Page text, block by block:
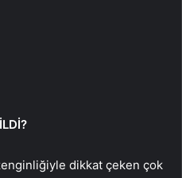
dikkat çeken çok